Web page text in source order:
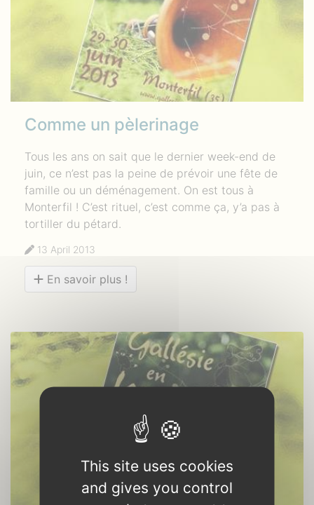
Comme un pèlerinage
Tous les ans on sait que le dernier week-end de
juin, ce n’est pas la peine de prévoir une fête de
famille ou un déménagement. On est tous à
Monterfil ! C’est rituel, c’est comme ça, y’a pas à
tortiller du pétard.
13 April 2013
En savoir plus !
This site uses cookies
and gives you control